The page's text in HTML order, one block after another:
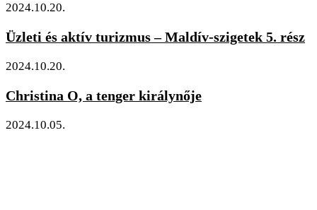
2024.10.20.
Üzleti és aktív turizmus – Maldív-szigetek 5. rész
2024.10.20.
Christina O, a tenger királynője
2024.10.05.